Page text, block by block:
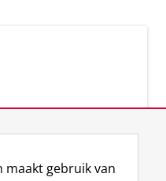
maakt gebruik van